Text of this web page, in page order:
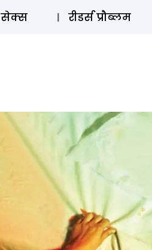
सेक्स रीडर्स प्रौब्लम